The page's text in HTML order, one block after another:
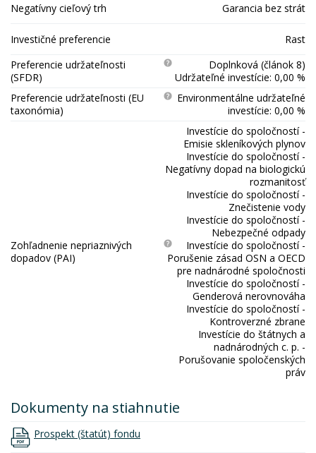
Negatívny cieľový trh
Garancia bez strát
Investičné preferencie
Rast
Preferencie udržateľnosti
(SFDR)
Doplnková (článok 8)
Udržateľné investície: 0,00 %
Preferencie udržateľnosti (EU
taxonómia)
Environmentálne udržateľné
investície: 0,00 %
Zohľadnenie nepriaznivých
dopadov (PAI)
Investície do spoločností -
Emisie skleníkových plynov
Investície do spoločností -
Negatívny dopad na biologickú
rozmanitosť
Investície do spoločností -
Znečistenie vody
Investície do spoločností -
Nebezpečné odpady
Investície do spoločností -
Porušenie zásad OSN a OECD
pre nadnárodné spoločnosti
Investície do spoločností -
Genderová nerovnováha
Investície do spoločností -
Kontroverzné zbrane
Investície do štátnych a
nadnárodných c. p. -
Porušovanie spoločenských
práv
Dokumenty na stiahnutie
Prospekt (štatút) fondu